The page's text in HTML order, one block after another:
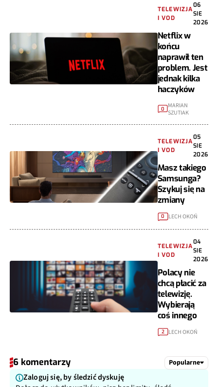
TELEWIZJA
I VOD
06
SIE
2026
Netflix w
końcu
naprawił ten
problem. Jest
jednak kilka
haczyków
0
MARIAN
SZUTIAK
TELEWIZJA
I VOD
05
SIE
2026
Masz takiego
Samsunga?
Szykuj się na
zmiany
0 LECH OKOŃ
TELEWIZJA
I VOD
04
SIE
2026
Polacy nie
chcą płacić za
telewizję.
Wybierają
coś innego
2 LECH OKOŃ
6 komentarzy Popularne
Zaloguj się, by śledzić dyskuję